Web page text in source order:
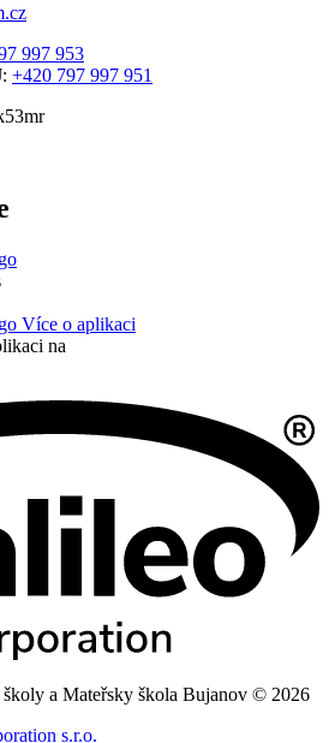
997 953
+420 797 997 951
Více o aplikaci
na
a Mateřsky škola Bujanov © 2026
s.r.o.